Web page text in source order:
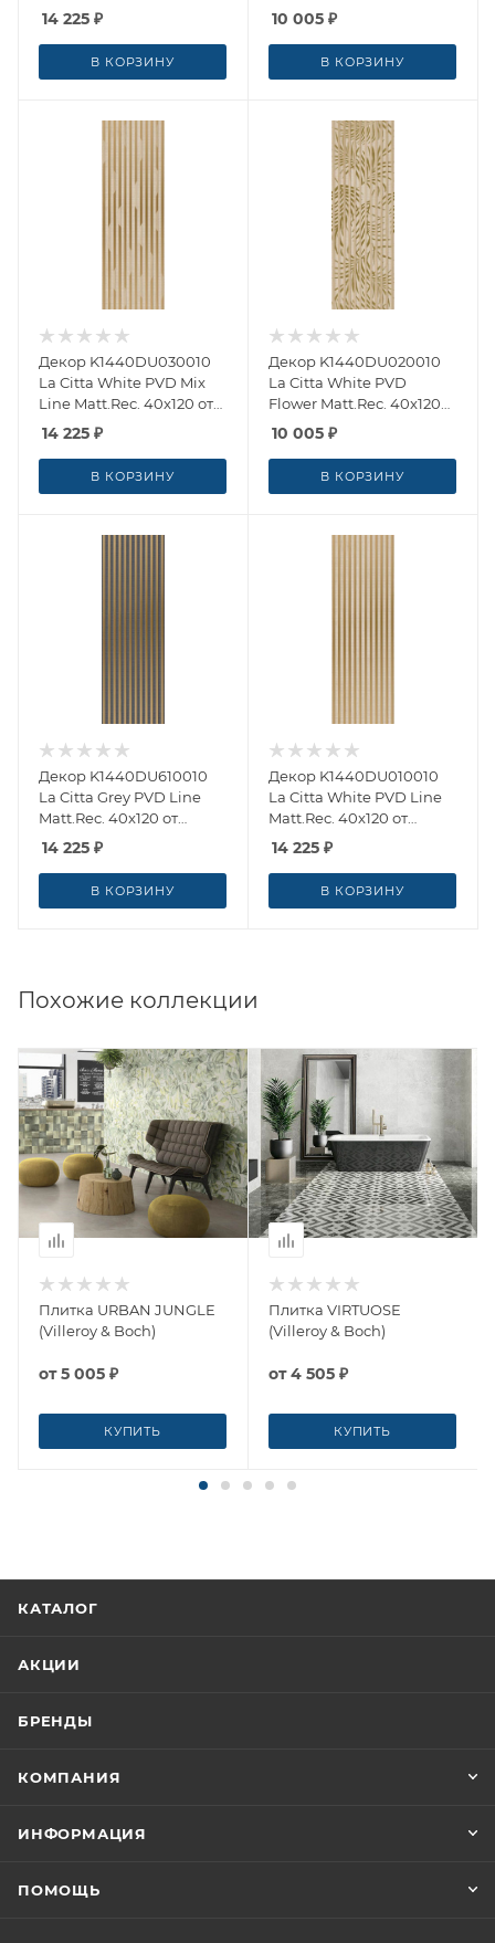
Villeroy & Boch
14 225 ₽
В КОРЗИНУ
Villeroy & Boch
10 005 ₽
В КОРЗИНУ
Декор K1440DU030010
La Citta White PVD Mix
Line Matt.Rec. 40x120 от
Villeroy & Boch
14 225 ₽
В КОРЗИНУ
Декор K1440DU020010
La Citta White PVD
Flower Matt.Rec. 40x120
от Villeroy & Boch
10 005 ₽
В КОРЗИНУ
Декор K1440DU610010
La Citta Grey PVD Line
Matt.Rec. 40x120 от
Villeroy & Boch
14 225 ₽
В КОРЗИНУ
Декор K1440DU010010
La Citta White PVD Line
Matt.Rec. 40x120 от
Villeroy & Boch
14 225 ₽
В КОРЗИНУ
Похожие коллекции
Плитка URBAN JUNGLE
(Villeroy & Boch)
от5 005 ₽
КУПИТЬ
Плитка VIRTUOSE
(Villeroy & Boch)
от4 505 ₽
КУПИТЬ
КАТАЛОГ
АКЦИИ
БРЕНДЫ
КОМПАНИЯ
ИНФОРМАЦИЯ
ПОМОЩЬ